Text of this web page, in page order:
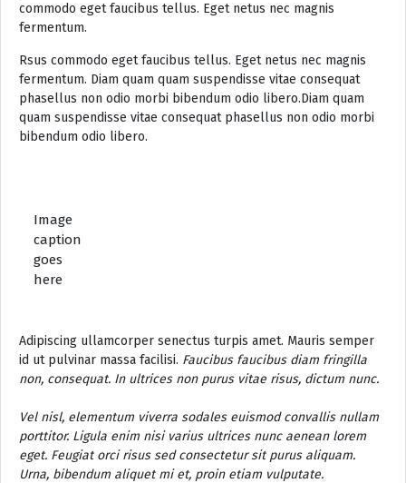
commodo eget faucibus tellus. Eget netus nec magnis
fermentum.
Rsus commodo eget faucibus tellus. Eget netus nec magnis
fermentum. Diam quam quam suspendisse vitae consequat
phasellus non odio morbi bibendum odio libero.Diam quam
quam suspendisse vitae consequat phasellus non odio morbi
bibendum odio libero.
Image
caption
goes
here
Adipiscing ullamcorper senectus turpis amet. Mauris semper
id ut pulvinar massa facilisi. Faucibus faucibus diam fringilla
non, consequat. In ultrices non purus vitae risus, dictum nunc.
Vel nisl, elementum viverra sodales euismod convallis nullam
porttitor. Ligula enim nisi varius ultrices nunc aenean lorem
eget. Feugiat orci risus sed consectetur sit purus aliquam.
Urna, bibendum aliquet mi et, proin etiam vulputate.